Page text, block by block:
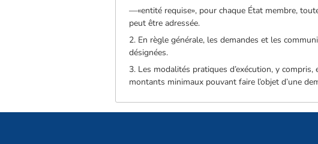
—«entité requise», pour chaque État membre,
peut être adressée.
2. En règle générale, les demandes et les
désignées.
3. Les modalités pratiques d’exécution, y
montants minimaux pouvant faire l’objet d’une